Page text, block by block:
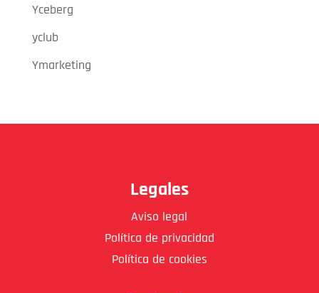
Yceberg
yclub
Ymarketing
Legales
Aviso legal
Política de privacidad
Política de cookies